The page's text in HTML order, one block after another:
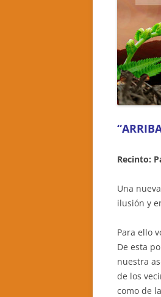
Recinto:
Una
ilusión y
Para ello
De esta
nuestra
de los
como de